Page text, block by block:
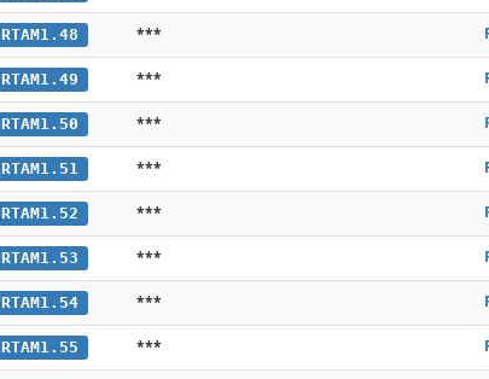
RTAM1.48 ***
RTAM1.49 ***
RTAM1.50 ***
RTAM1.51 ***
RTAM1.52 ***
RTAM1.53 ***
RTAM1.54 ***
RTAM1.55 ***